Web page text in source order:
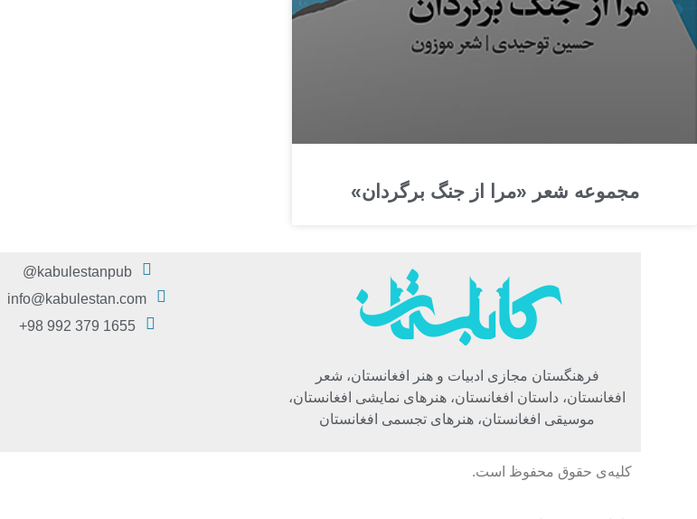
مجموعه شعر «مرا از جنگ برگردان»
فرهنگستان مجازی ادبیات و هنر افغانستان، شعر
افغانستان، داستان افغانستان، هنرهای نمایشی افغانستان،
موسیقی افغانستان، هنرهای تجسمی افغانستان
kabulestanpub@
info@kabulestan.com
1655 379 992 98+
کلیه‌ی حقوق محفوظ است.